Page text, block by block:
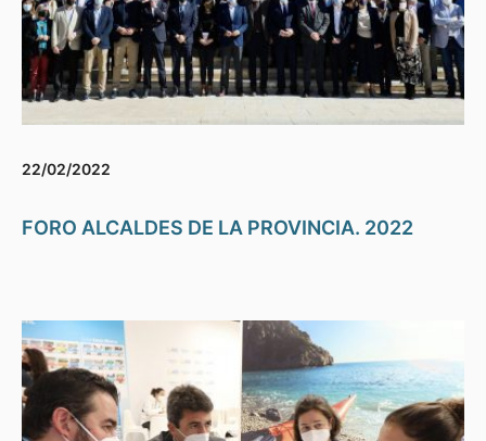
22/02/2022
FORO ALCALDES DE LA PROVINCIA. 2022